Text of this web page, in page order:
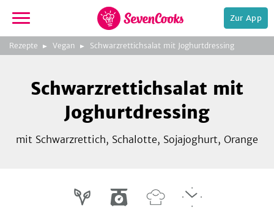
zur
Startseite
Zur App
Rezepte Vegan Schwarzrettichsalat mit Joghurtdressing
Foto:SevenCooks
zeigen
Foto:SevenCooks
Bild
3
zeigen
Foto:SevenCooks
Schwarzrettichsalat mit
Joghurtdressing
mit Schwarzrettich, Schalotte, Sojajoghurt, Orange